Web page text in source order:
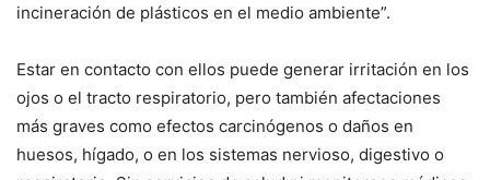
incineración de plásticos en el medio ambiente”.
Estar en contacto con ellos puede generar irritación en los
ojos o el tracto respiratorio, pero también afectaciones
más graves como efectos carcinógenos o daños en
huesos, hígado, o en los sistemas nervioso, digestivo o